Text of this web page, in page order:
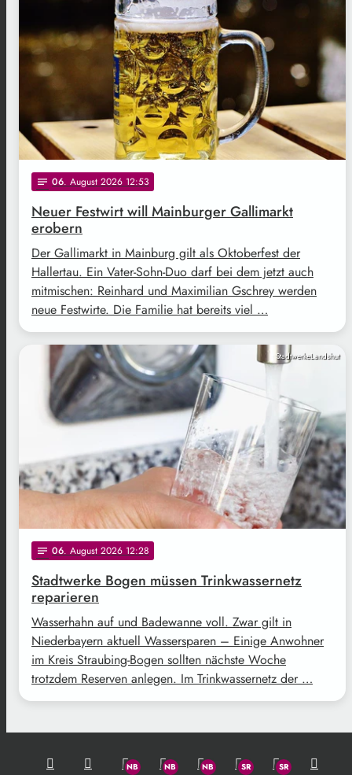
notes 06. August 2026 12:53
Neuer Festwirt will Mainburger Gallimarkt
erobern
Der Gallimarkt in Mainburg gilt als Oktoberfest der
Hallertau. Ein Vater-Sohn-Duo darf bei dem jetzt auch
mitmischen: Reinhard und Maximilian Gschrey werden
neue Festwirte. Die Familie hat bereits viel …
StadtwerkeLandshut
notes 06. August 2026 12:28
Stadtwerke Bogen müssen Trinkwassernetz
reparieren
Wasserhahn auf und Badewanne voll. Zwar gilt in
Niederbayern aktuell Wassersparen – Einige Anwohner
im Kreis Straubing-Bogen sollten nächste Woche
trotzdem Reserven anlegen. Im Trinkwassernetz der …